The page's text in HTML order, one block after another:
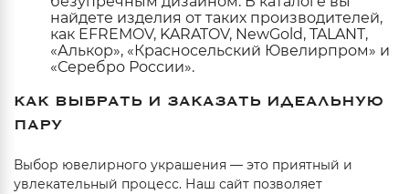
найдете изделия от таких производителей,
как EFREMOV, KARATOV, NewGold, TALANT,
«Алькор», «Красносельский Ювелирпром» и
«Серебро России».
КАК ВЫБРАТЬ И ЗАКАЗАТЬ ИДЕАЛЬНУЮ
ПАРУ
Выбор ювелирного украшения — это приятный и
увлекательный процесс. Наш сайт позволяет